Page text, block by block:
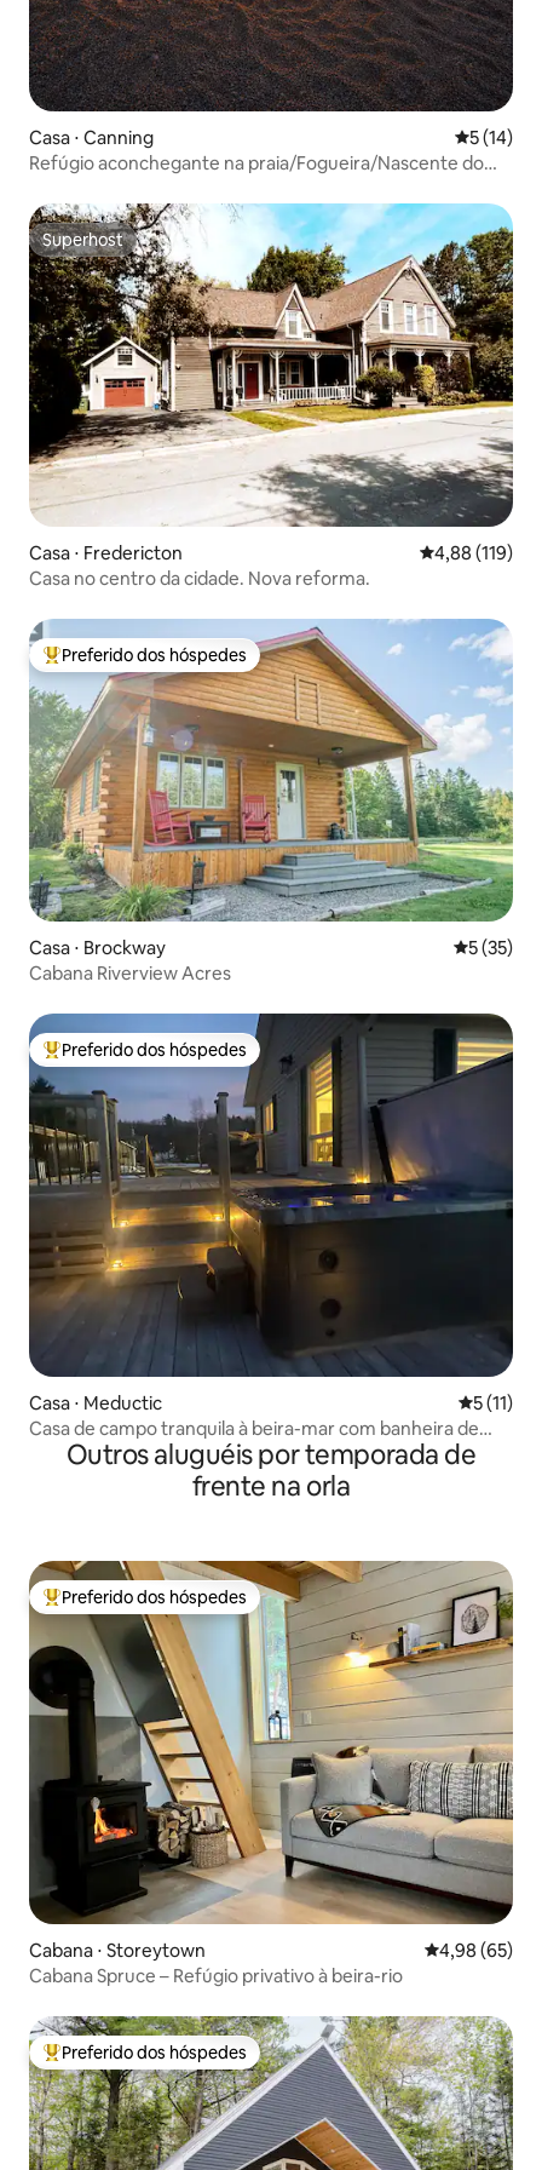
Casa ⋅ Canning 5 de uma
5 (14)
Refúgio aconchegante na praia/Fogueira/Nascente do
Superhost
Superhost
Casa ⋅ Fredericton 4,88 de uma
4,88 (119)
Casa no centro da cidade. Nova reforma.
Entre os melhores preferidos dos hóspedes
Preferido dos hóspedes
Casa ⋅ Brockway 5 de uma
5 (35)
Cabana Riverview Acres
Entre os melhores preferidos dos hóspedes
Preferido dos hóspedes
Casa ⋅ Meductic 5 de uma
5 (11)
Casa de campo tranquila à beira-mar com banheira de
hidromassagem
Outros aluguéis por temporada de
frente na orla
Entre os melhores preferidos dos hóspedes
Preferido dos hóspedes
Cabana ⋅ Storeytown 4,98 de uma
4,98 (65)
Cabana Spruce – Refúgio privativo à beira-rio
Entre os melhores preferidos dos hóspedes
Preferido dos hóspedes